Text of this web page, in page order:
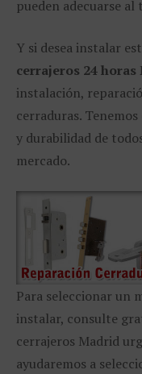
pueden adecuarse
Y si desea instalar
cerrajeros 24 horas
instalación,
cerraduras.
y durabilidad de
mercado.
Para seleccionar un
instalar, consulte
cerrajeros Madrid
ayudaremos a